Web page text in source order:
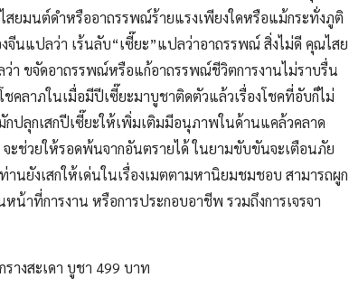
สยมนต์ดำหรืออาถรรพณ์ร้ายแรงเพียงใดหรือแม้กระทั่งภูติ
จีนแปลว่า เร้นลับ“เซี๊ยะ”แปลว่าอาถรรพณ์ สิ่งไม่ดี คุณไสย
า ขจัดอาถรรพณ์หรือแก้อาถรรพณ์ชีวิตการงานไม่ราบรื่น
ชคลาภในเมื่อมีปีเซี๊ยะมาบูชาติดตัวแล้วเรื่องโชคที่อับก็ไม่
ปลุกเสกปีเซี๊ยะให้เพิ่มเติมมีอนุภาพในด้านแคล้วคลาด
ะช่วยให้รอดพ้นจากอันตรายได้ ในยามขับขันจะเตือนภัย
นยังเสกให้เด่นในเรื่องเมตตามหานิยมชมชอบ สามารถผูก
าที่การงาน หรือการประกอบอาชีพ รวมถึงการเจรจา
างสะเดา บูชา 499 บาท